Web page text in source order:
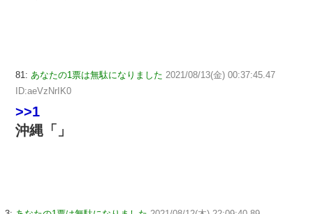
81: あなたの1票は無駄になりました 2021/08/13(金) 00:37:45.47
ID:aeVzNrIK0
>>1
沖縄「」